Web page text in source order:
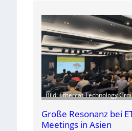
Bild: Ethercat Technology
Große Resonanz bei
Meetings in Asien